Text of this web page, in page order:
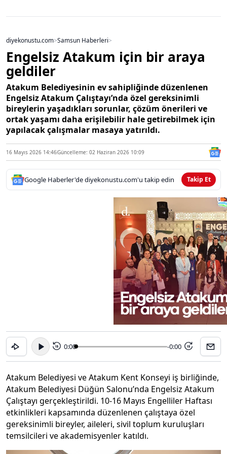
diyekonustu.com>Samsun Haberleri>
Engelsiz Atakum için bir araya
geldiler
Atakum Belediyesinin ev sahipliğinde düzenlenen
Engelsiz Atakum Çalıştayı’nda özel gereksinimli
bireylerin yaşadıkları sorunlar, çözüm önerileri ve
ortak yaşamı daha erişilebilir hale getirebilmek için
yapılacak çalışmalar masaya yatırıldı.
16 Mayıs 2026 14:46Güncelleme: 02 Haziran 2026 10:09
Google Haberler'de diyekonustu.com'u takip edin Takip Et
15 0:00 -0:00 15
Atakum Belediyesi ve Atakum Kent Konseyi iş birliğinde,
Atakum Belediyesi Düğün Salonu’nda Engelsiz Atakum
Çalıştayı gerçekleştirildi. 10-16 Mayıs Engelliler Haftası
etkinlikleri kapsamında düzenlenen çalıştaya özel
gereksinimli bireyler, aileleri, sivil toplum kuruluşları
temsilcileri ve akademisyenler katıldı.